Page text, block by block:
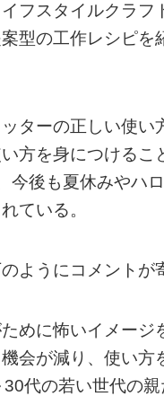
フスタイルクラ
型の工作レシピ
ターの正しい使
方を身につける
今後も夏休みやハ
ている。
ようにコメントが
めに怖いイメー
会が減り、使い方
代の若い世代の